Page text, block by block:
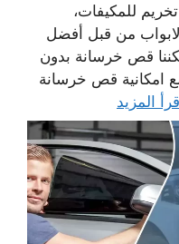
للمكيفات،
من قبل أفضل
قص خرسانة بدون
امكانية قص خرسانة
المزيد